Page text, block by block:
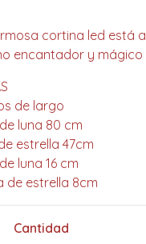
cortina led está
encantador y mágico
de largo
luna 80 cm
estrella 47cm
luna 16 cm
de estrella 8cm
Cantidad